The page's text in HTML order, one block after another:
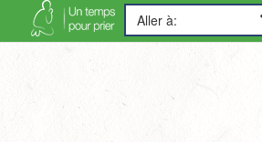
Aller à: